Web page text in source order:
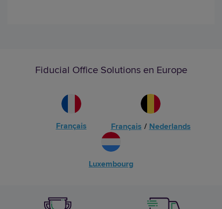
Fiducial Office Solutions en Europe
Français Français / Nederlands
Luxembourg